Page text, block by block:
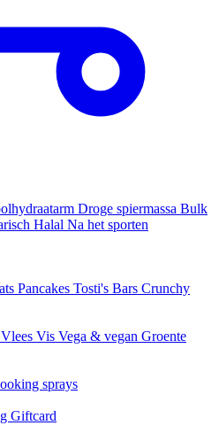
Droge spiermassa Bulk
Halal Na het sporten
Pancakes Tosti's Bars Crunchy
Vlees Vis Vega & vegan Groente
sprays
Giftcard